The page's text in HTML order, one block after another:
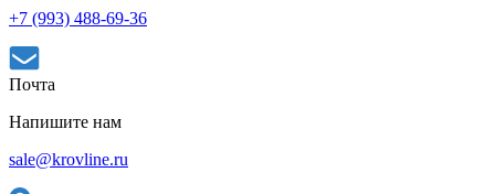
+7 (993) 488-69-36
Почта
Напишите нам
sale@krovline.ru